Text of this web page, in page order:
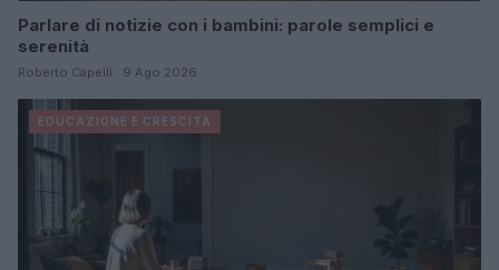
Parlare di notizie con i bambini: parole semplici e
serenità
Roberto Capelli · 9 Ago 2026
EDUCAZIONE E CRESCITA